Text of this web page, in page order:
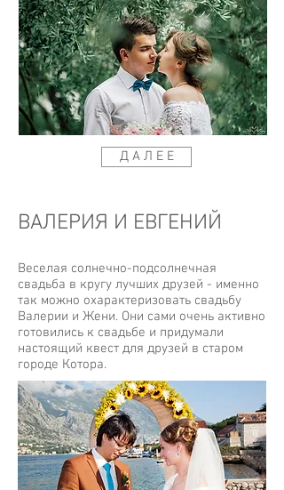
Д А Л Е Е
ВАЛЕРИЯ И ЕВГЕНИЙ
Веселая солнечно-подсолнечная
свадьба в кругу лучших друзей - именно
так можно охарактеризовать свадьбу
Валерии и Жени. Они сами очень активно
готовились к свадьбе и придумали
настоящий квест для друзей в старом
городе Котора.